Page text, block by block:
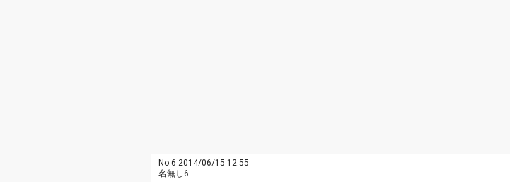
No.6 2014/06/15 12:55
名無し6